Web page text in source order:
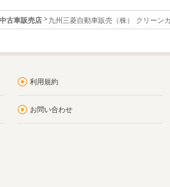
古車販売店 九州三菱自動車販売（株） クリーン
利用規約
お問い合わせ